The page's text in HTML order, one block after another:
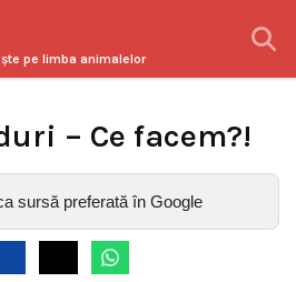
pe limba animalelor
– Ce facem?!
sursă preferată în Google